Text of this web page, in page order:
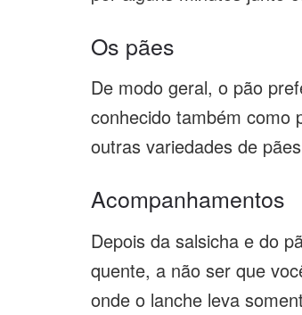
Os pães
De modo geral, o pão
conhecido também como
outras variedades de
Acompanhamentos
Depois da salsicha e do
quente, a não ser que
onde o lanche leva